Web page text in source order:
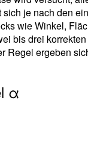
je nach den
wie Winkel,
bis drei
Regel ergeben
α